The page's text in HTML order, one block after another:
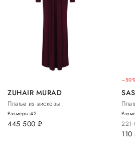
ZUHAIR MURAD
Платье из вискозы
445 500 руб.
Размеры:42
–50%